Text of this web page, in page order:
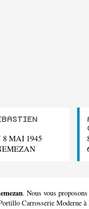
8 MAI 1945
. Nous vous
Carrosserie Moderne à